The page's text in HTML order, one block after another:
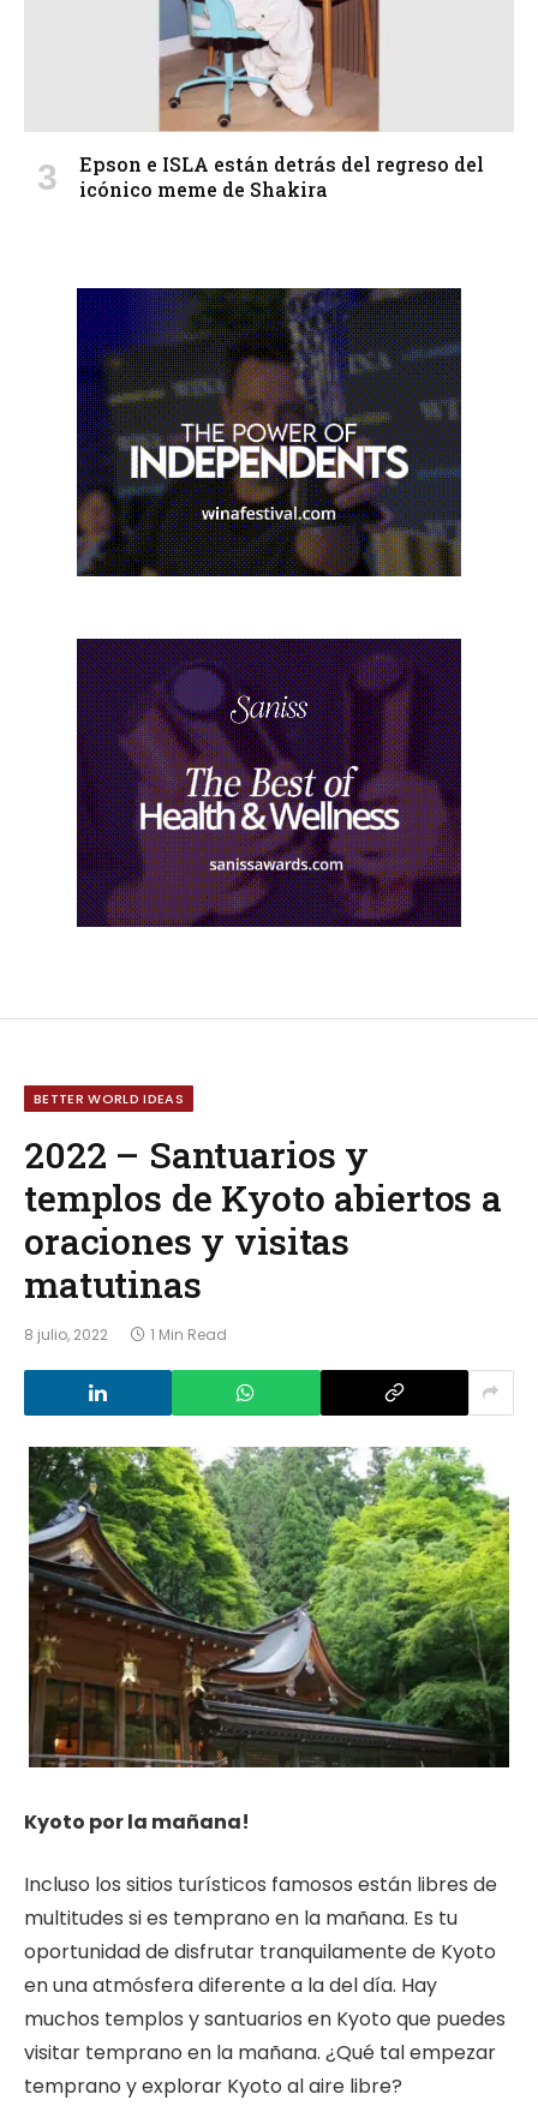
Epson e ISLA están detrás del regreso del
icónico meme de Shakira
BETTER WORLD IDEAS
2022 – Santuarios y
templos de Kyoto abiertos a
oraciones y visitas
matutinas
8 julio, 2022 1 Min Read
Kyoto por la mañana!
Incluso los sitios turísticos famosos están libres de
multitudes si es temprano en la mañana. Es tu
oportunidad de disfrutar tranquilamente de Kyoto
en una atmósfera diferente a la del día. Hay
muchos templos y santuarios en Kyoto que puedes
visitar temprano en la mañana. ¿Qué tal empezar
temprano y explorar Kyoto al aire libre?